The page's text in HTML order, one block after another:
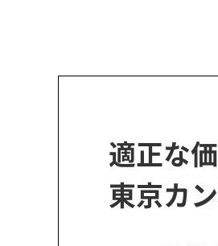
適正な
東京カ